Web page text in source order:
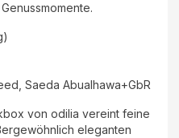
Saeda Abualhawa+GbR
von odilia vereint feine
eleganten